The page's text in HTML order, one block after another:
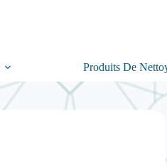
Produits De